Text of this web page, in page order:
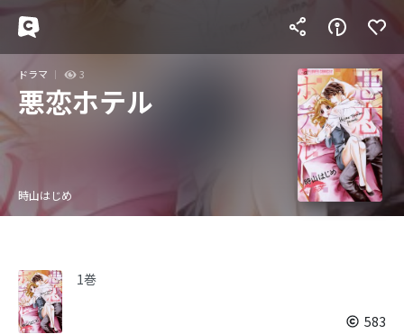
ドラマ 3
悪恋ホテル
時山はじめ
1巻
583